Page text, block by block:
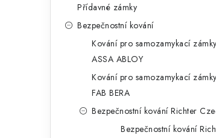
Přídavné zámky
Bezpečnostní kování
Kování pro samozamykací zámky
ASSA ABLOY
Kování pro samozamykací zámky
FAB BERA
Bezpečnostní kování Richter
Bezpečnostní kování